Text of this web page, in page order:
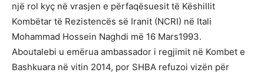
një rol kyç në vrasjen e përfaqësuesit të Këshillit
Kombëtar të Rezistencës së Iranit (NCRI) në Itali
Mohammad Hossein Naghdi më 16 Mars1993.
Aboutalebi u emërua ambassador i regjimit në Kombet e
Bashkuara në vitin 2014, por SHBA refuzoi vizën për